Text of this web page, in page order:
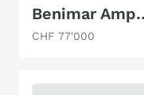
CHF 77'000